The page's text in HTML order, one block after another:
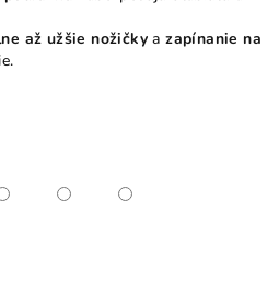
až užšie nožičky azapínanie na